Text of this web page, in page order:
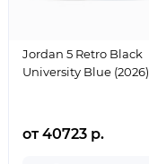
Jordan 5 Retro Black
University Blue (2026)
от 40723 р.